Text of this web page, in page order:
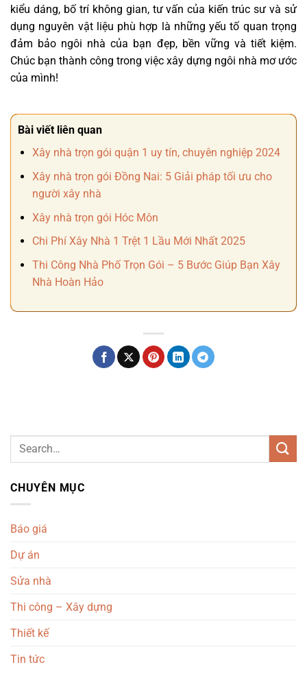
kiểu dáng, bố trí không gian, tư vấn của kiến trúc sư và sử
dụng nguyên vật liệu phù hợp là những yếu tố quan trọng
đảm bảo ngôi nhà của bạn đẹp, bền vững và tiết kiệm.
Chúc bạn thành công trong việc xây dựng ngôi nhà mơ ước
của mình!
Bài viết liên quan
Xây nhà trọn gói quận 1 uy tín, chuyên nghiệp 2024
Xây nhà trọn gói Đồng Nai: 5 Giải pháp tối ưu cho
người xây nhà
Xây nhà trọn gói Hóc Môn
Chi Phí Xây Nhà 1 Trệt 1 Lầu Mới Nhất 2025
Thi Công Nhà Phố Trọn Gói – 5 Bước Giúp Bạn Xây
Nhà Hoàn Hảo
CHUYÊN MỤC
Báo giá
Dự án
Sửa nhà
Thi công – Xây dựng
Thiết kế
Tin tức